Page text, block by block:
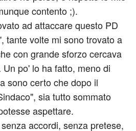
contento ;).
ad attaccare questo PD
tante volte mi sono trovato a
con grande sforzo cercava
po' lo ha fatto, meno di
sono certo che dopo il
sia tutto sommato
aspettare.
accordi, senza pretese,